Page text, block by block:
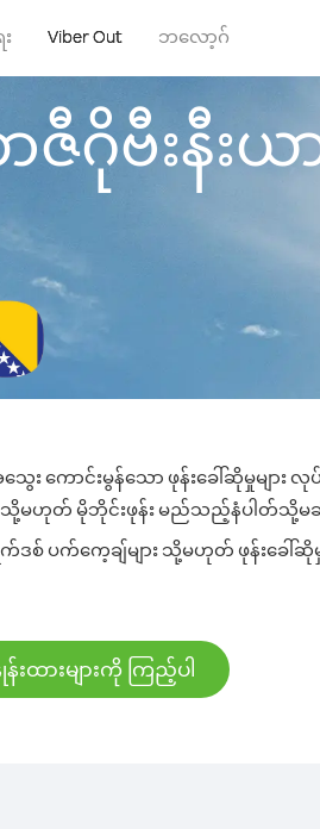
Viber Out ဘလော့ဂ်
ဂိုဗီးနီးယ
ေး ကောင်းမွန်သော ဖုန်းခေါ်ဆိုမှုများ
း သို့မဟုတ် မိုဘိုင်းဖုန်း မည်သည့်နံပါတ်သို့မဆို
က်ဒစ် ပက်ကေ့ချ်များ သို့မဟုတ် ဖုန်းခ
ထားများကို ကြည့်ပါ